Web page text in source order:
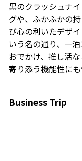
黒のクラッシュナ
グや、ふかふかの
び心の利いたデザ
いう名の通り、一
おでかけ、推し活
寄り添う機能性にも
Business Trip